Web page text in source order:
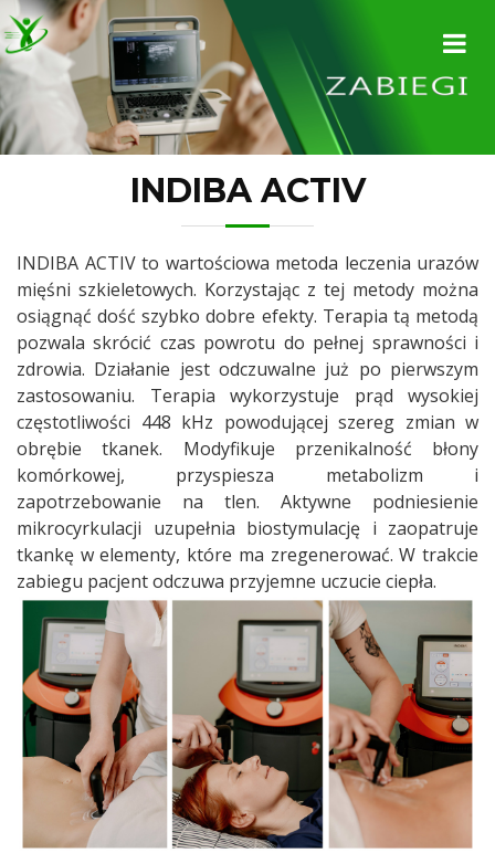
INDIBA ACTIV
INDIBA ACTIV to wartościowa metoda leczenia urazów
mięśni szkieletowych. Korzystając z tej metody można
osiągnąć dość szybko dobre efekty. Terapia tą metodą
pozwala skrócić czas powrotu do pełnej sprawności i
zdrowia. Działanie jest odczuwalne już po pierwszym
zastosowaniu. Terapia wykorzystuje prąd wysokiej
częstotliwości 448 kHz powodującej szereg zmian w
obrębie tkanek. Modyfikuje przenikalność błony
komórkowej, przyspiesza metabolizm i
zapotrzebowanie na tlen. Aktywne podniesienie
mikrocyrkulacji uzupełnia biostymulację i zaopatruje
tkankę w elementy, które ma zregenerować. W trakcie
zabiegu pacjent odczuwa przyjemne uczucie ciepła.